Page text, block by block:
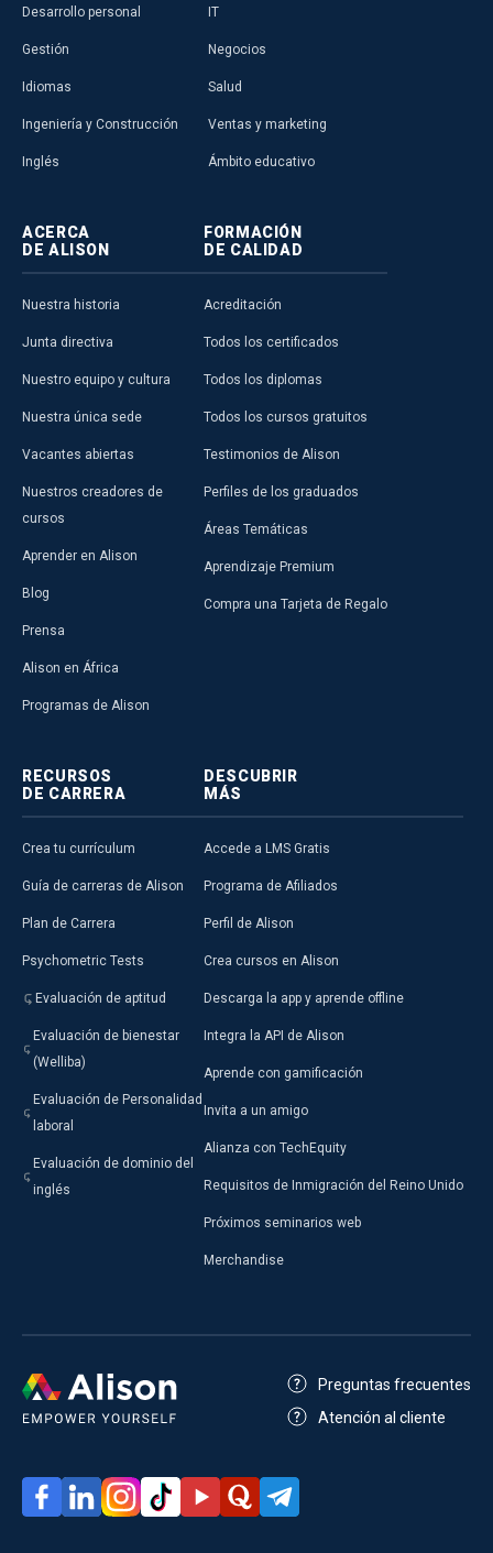
Desarrollo personal
Gestión
Idiomas
Ingeniería y Construcción
Inglés
IT
Negocios
Salud
Ventas y marketing
Ámbito educativo
ACERCA
DE ALISON
Nuestra historia
Junta directiva
Nuestro equipo y cultura
Nuestra única sede
Vacantes abiertas
Nuestros creadores de
cursos
Aprender en Alison
Blog
Prensa
Alison en África
Programas de Alison
FORMACIÓN
DE CALIDAD
Acreditación
Todos los certificados
Todos los diplomas
Todos los cursos gratuitos
Testimonios de Alison
Perfiles de los graduados
Áreas Temáticas
Aprendizaje Premium
Compra una Tarjeta de Regalo
RECURSOS
DE CARRERA
Crea tu currículum
Guía de carreras de Alison
Plan de Carrera
Psychometric Tests
Evaluación de aptitud
Evaluación de bienestar
(Welliba)
Evaluación de Personalidad
laboral
Evaluación de dominio del
inglés
DESCUBRIR
MÁS
Accede a LMS Gratis
Programa de Afiliados
Perfil de Alison
Crea cursos en Alison
Descarga la app y aprende offline
Integra la API de Alison
Aprende con gamificación
Invita a un amigo
Alianza con TechEquity
Requisitos de Inmigración del Reino Unido
Próximos seminarios web
Merchandise
Preguntas frecuentes
Atención al cliente